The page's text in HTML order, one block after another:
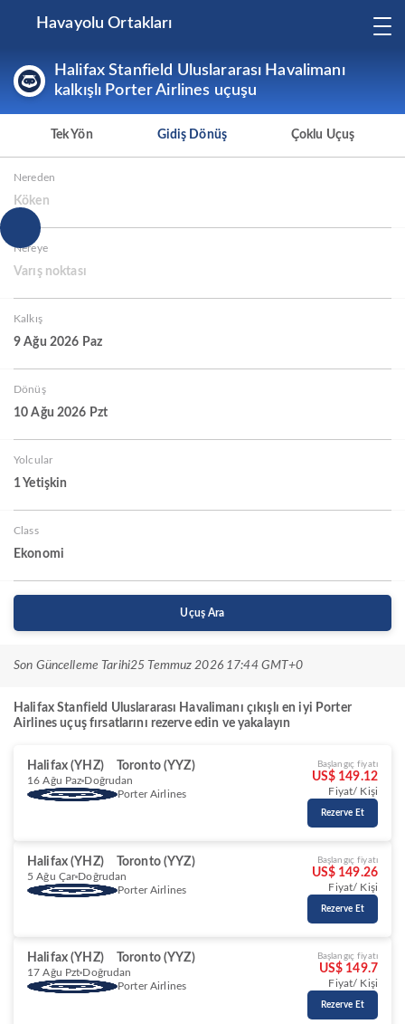
Havayolu Ortakları
Halifax Stanfield Uluslararası Havalimanı
kalkışlı Porter Airlines uçuşu
Tek Yön Gidiş Dönüş Çoklu Uçuş
Nereden
Köken
Nereye
Varış noktası
Kalkış
9 Ağu 2026 Paz
Dönüş
10 Ağu 2026 Pzt
Yolcular
1 Yetişkin
Class
Ekonomi
Uçuş Ara
Son Güncelleme Tarihi25 Temmuz 2026 17:44 GMT+0
Halifax Stanfield Uluslararası Havalimanı çıkışlı en iyi Porter
Airlines uçuş fırsatlarını rezerve edin ve yakalayın
Halifax (YHZ) Toronto (YYZ)
16 Ağu Paz Doğrudan
Porter Airlines
Başlangıç fiyatı
US$ 149.12
Fiyat/ Kişi
Rezerve Et
Halifax (YHZ) Toronto (YYZ)
5 Ağu Çar Doğrudan
Porter Airlines
Başlangıç fiyatı
US$ 149.26
Fiyat/ Kişi
Rezerve Et
Halifax (YHZ) Toronto (YYZ)
17 Ağu Pzt Doğrudan
Porter Airlines
Başlangıç fiyatı
US$ 149.7
Fiyat/ Kişi
Rezerve Et